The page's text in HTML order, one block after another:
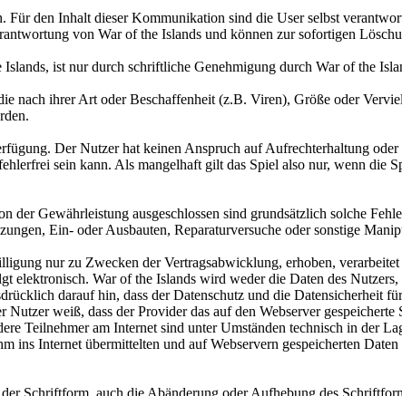
den Inhalt dieser Kommunikation sind die User selbst
von War of the Islands und können zur sofortigen
ist nur durch schriftliche Genehmigung durch War of the
nach ihrer Art oder Beschaffenheit (z.B. Viren), Größe oder
Der Nutzer hat keinen Anspruch auf Aufrechterhaltung
sein kann. Als mangelhaft gilt das Spiel also nur, wenn die
Gewährleistung ausgeschlossen sind grundsätzlich solche
Ein- oder Ausbauten, Reparaturversuche oder sonstige
nur zu Zwecken der Vertragsabwicklung, erhoben,
War of the Islands wird weder die Daten des
darauf hin, dass der Datenschutz und die Datensicherheit
weiß, dass der Provider das auf den Webserver gespeicherte
Teilnehmer am Internet sind unter Umständen technisch in der
Internet übermittelten und auf Webservern gespeicherten
Schriftform, auch die Abänderung oder Aufhebung des